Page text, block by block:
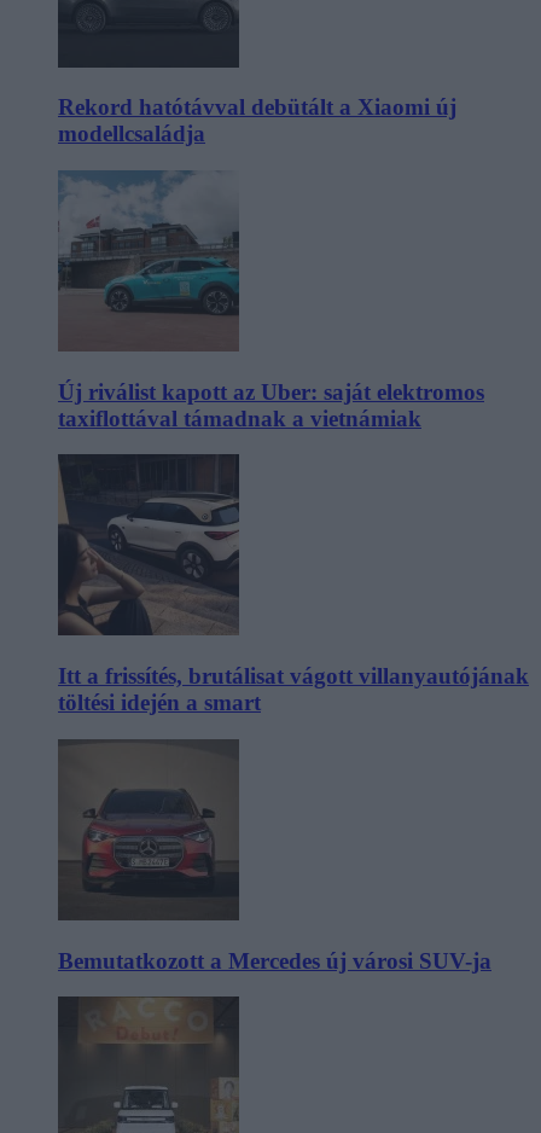
Rekord hatótávval debütált a Xiaomi új
modellcsaládja
Új riválist kapott az Uber: saját elektromos
taxiflottával támadnak a vietnámiak
Itt a frissítés, brutálisat vágott villanyautójának
töltési idején a smart
Bemutatkozott a Mercedes új városi SUV-ja